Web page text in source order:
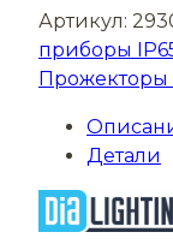
Артикул:
приборы
Прожекторы
Детали